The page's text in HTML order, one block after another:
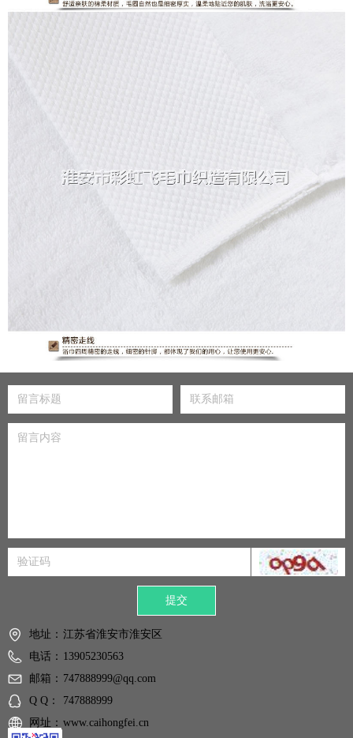
提交
地址： 江苏省淮安市淮安区
电话： 13905230563
邮箱： 747888999@qq.com
Q Q：
747888999
网址： www.caihongfei.cn